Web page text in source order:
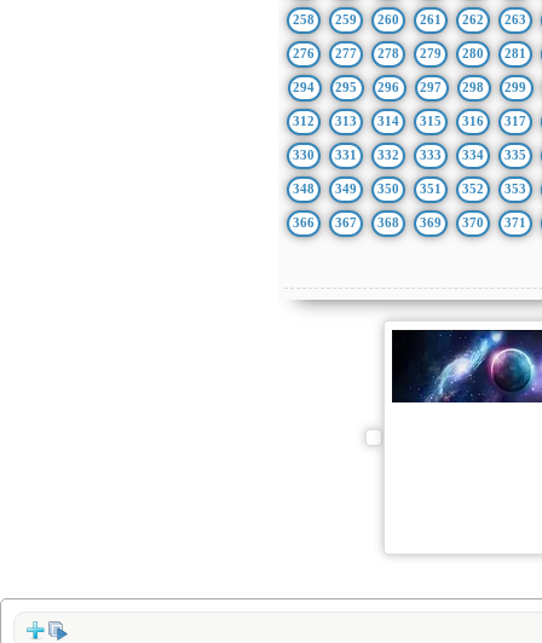
258 259 260 261 262 263
276 277 278 279 280 281
294 295 296 297 298 299
312 313 314 315 316 317
330 331 332 333 334 335
348 349 350 351 352 353
366 367 368 369 370 371